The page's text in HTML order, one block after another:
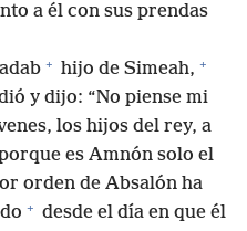
a él con sus prendas
+ hijo de Simeah, +
y dijo: “No piense mi
los hijos del rey, a
es Amnón solo el
orden de Absalón ha
+ desde el día en que él